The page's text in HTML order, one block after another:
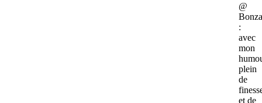
@
:
avec
mon
plein
de
et de